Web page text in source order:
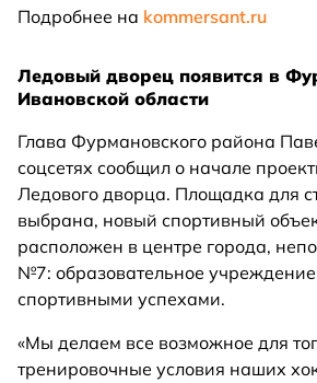
Подробнее на kommersant.ru
Ледовый дворец появится в
Ивановской области
Глава Фурмановского района
соцсетях сообщил о начале
Ледового дворца. Площадка для
выбрана, новый спортивный
расположен в центре города,
№7: образовательное учреждение
спортивными успехами.
«Мы делаем все возможное для
тренировочные условия наших